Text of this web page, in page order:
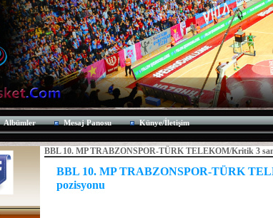
Albümler Mesaj Panosu Künye/İletişim
BBL 10. MP TRABZONSPOR-TÜRK TELEKOM/Kritik 3
BBL 10. MP TRABZONSPOR-TÜRK
pozisyonu